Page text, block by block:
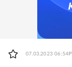
07.03.2023 06:54